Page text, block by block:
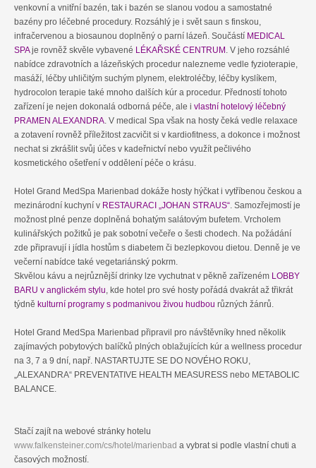
venkovní a vnitřní bazén, tak i bazén se slanou vodou a samostatné
bazény pro léčebné procedury. Rozsáhlý je i svět saun s finskou,
infračervenou a biosaunou doplněný o parní lázeň. Součástí MEDICAL
SPAje rovněž skvěle vybavené LÉKAŘSKÉ CENTRUM . V jeho rozsáhlé
nabídce zdravotních a lázeňských procedur nalezneme vedle fyzioterapie,
masáží, léčby uhličitým suchým plynem, elektroléčby, léčby kyslíkem,
hydrocolon terapie také mnoho dalších kúr a procedur. Předností tohoto
zařízení je nejen dokonalá odborná péče, ale i vlastní hotelový léčebný
PRAMEN ALEXANDRA. V medical Spa však na hosty čeká vedle relaxace
a zotavení rovněž příležitost zacvičit si v kardiofitness, a dokonce i možnost
nechat si zkrášlit svůj účes v kadeřnictví nebo využít pečlivého
kosmetického ošetření v oddělení péče o krásu.
Hotel Grand MedSpa Marienbad dokáže hosty hýčkat i vytříbenou českou a
mezinárodní kuchyní v RESTAURACI „JOHAN STRAUS“. Samozřejmostí je
možnost plné penze doplněná bohatým salátovým bufetem. Vrcholem
kulinářských požitků je pak sobotní večeře o šesti chodech. Na požádání
zde připravují i jídla hostům s diabetem či bezlepkovou dietou. Denně je ve
večerní nabídce také vegetariánský pokrm.
Skvělou kávu a nejrůznější drinky lze vychutnat v pěkně zařízeném LOBBY
BARU v anglickém stylu, kde hotel pro své hosty pořádá dvakrát až třikrát
týdně kulturní programy s podmanivou živou hudbou různých žánrů.
Hotel Grand MedSpa Marienbad připravil pro návštěvníky hned několik
zajímavých pobytových balíčků plných oblažujících kúr a wellness procedur
na 3, 7 a 9 dní, např. NASTARTUJTE SE DO NOVÉHO ROKU,
„ALEXANDRA“ PREVENTATIVE HEALTH MEASURESS nebo METABOLIC
BALANCE.
Stačí zajít na webové stránky hotelu
www.falkensteiner.com/cs/hotel/marienbad a vybrat si podle vlastní chuti a
časových možností.